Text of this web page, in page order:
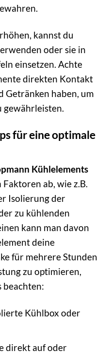
kannst du
oder sie in
einsetzen. Achte
direkten Kontakt
Getränken haben, um
gewährleisten.
für eine optimale
Kühlelements
ab, wie z.B.
Isolierung der
zu kühlenden
kann man davon
deine
für mehrere Stunden
zu optimieren,
beachten:
Kühlbox oder
direkt auf oder